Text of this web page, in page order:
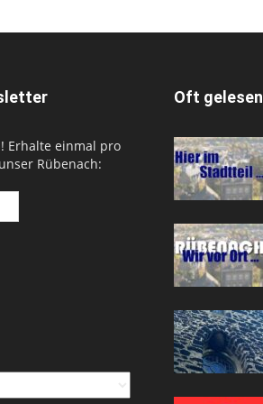
Erhalte einmal pro
Rübenach:
Oft gelesen